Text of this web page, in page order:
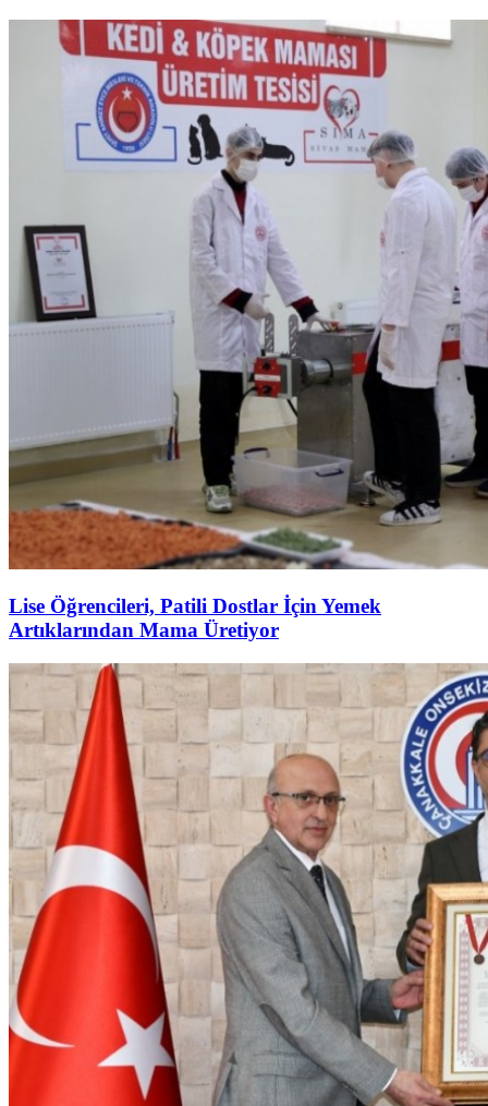
Lise Öğrencileri, Patili Dostlar İçin Yemek
Artıklarından Mama Üretiyor